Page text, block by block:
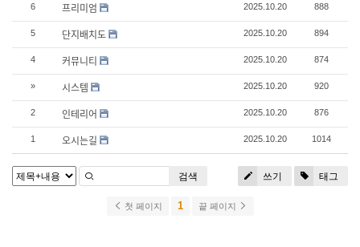
6 프리미엄 2025.10.20 888
5 단지배치도 2025.10.20 894
4 커뮤니티 2025.10.20 874
» 시스템 2025.10.20 920
2 인테리어 2025.10.20 876
1 오시는길 2025.10.20 1014
쓰기 태그
검색
첫 페이지 1 끝 페이지